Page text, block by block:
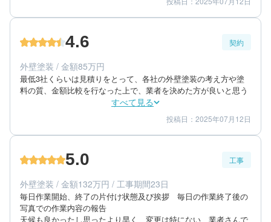
仕上がり 5
満足度 5
50代/男性/一戸建て
築年数：20年
4.6 契約
外壁塗装 / 金額85万円
最低3社くらいは見積りをとって、各社の外壁塗装の考え方や塗
料の質、金額比較を行なった上で、業者を決めた方が良いと思う
すべて見る
金額感 4
担当者 5
50代/男性/一戸建て
築年数：20年
投稿日：2025年07月12日
5.0 工事
外壁塗装 / 金額132万円 / 工事期間23日
毎日作業開始、終了の片付け状態及び挨拶　毎日の作業終了後の
写真での作業内容の報告
天候も良かったし思ったより早く　変更は特にない　業者さんで